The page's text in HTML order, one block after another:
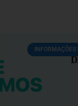
INFORMAÇÕES